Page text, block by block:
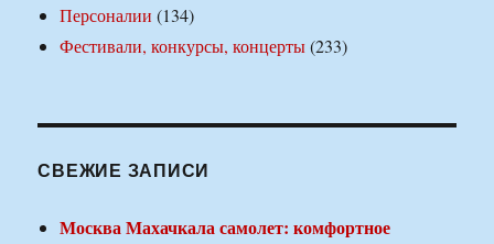
Персоналии (134)
Фестивали, конкурсы, концерты(233)
СВЕЖИЕ ЗАПИСИ
Москва Махачкала самолет: комфортное